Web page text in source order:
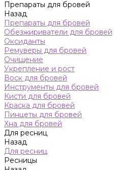
Препараты для бровей
Назад
Препараты для бровей
Обезжириватели для бровей
Оксиданты
Ремуверы для бровей
Очищение
Укрепление и рост
Воск для бровей
Инструменты для бровей
Кисти для бровей
Краска для бровей
Пинцеты для бровей
Хна для бровей
Для ресниц
Назад
Для ресниц
Ресницы